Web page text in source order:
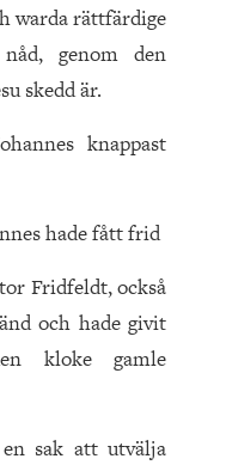
warda rättfärdige
genom den
skedd är.
knappast
hade fått frid
Fridfeldt, också
och hade givit
kloke gamle
sak att utvälja